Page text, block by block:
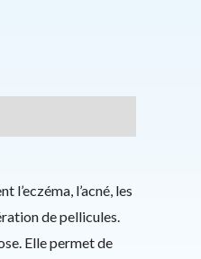
l’acné, les
de pellicules.
Elle permet de